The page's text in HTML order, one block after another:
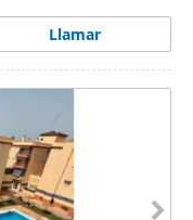
Llamar